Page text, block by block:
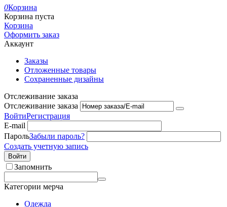
0Корзина
Корзина пуста
Корзина
Оформить заказ
Аккаунт
Заказы
Отложенные товары
Сохраненные дизайны
Отслеживание заказа
Отслеживание заказа
ВойтиРегистрация
E-mail
ПарольЗабыли пароль?
Создать учетную запись
Войти
Запомнить
Категории мерча
Одежда